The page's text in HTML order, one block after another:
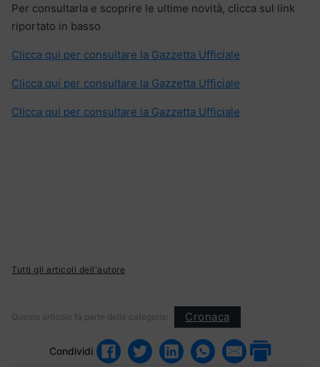
Per consultarla e scoprire le ultime novità, clicca sul link
riportato in basso
Clicca qui per consultare la Gazzetta Ufficiale
Clicca qui per consultare la Gazzetta Ufficiale
Clicca qui per consultare la Gazzetta Ufficiale
Tutti gli articoli dell'autore
Questo articolo fa parte delle categorie: Cronaca
Condividi